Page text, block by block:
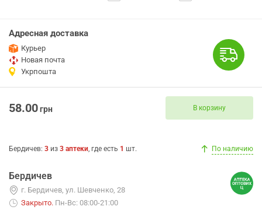
Адресная доставка
Курьер
Новая почта
Укрпошта
58.00грн В корзину
Бердичев: 3 из 3 аптеки, где есть 1 шт. По наличию
Бердичев
г. Бердичев, ул. Шевченко, 28
Закрыто. Пн-Вс: 08:00-21:00